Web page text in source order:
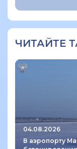
ЧИТАЙТЕ
04.08.2026
В аэропорту